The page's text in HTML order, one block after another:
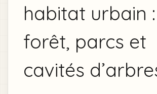
habitat urbain :
forêt, parcs et
cavités